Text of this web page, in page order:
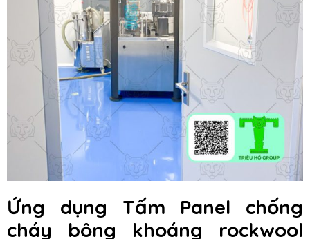
Ứng dụng Tấm Panel chống
cháy bông khoáng rockwool